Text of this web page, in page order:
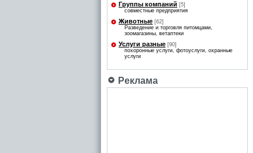
Группы компаний [5]
совместные предприятия
Животные [62]
Разведение и торговля питомцами,
зоомагазины, ветаптеки
Услуги разные [90]
похоронные услуги, фотоуслуги, охранные
услуги
Реклама